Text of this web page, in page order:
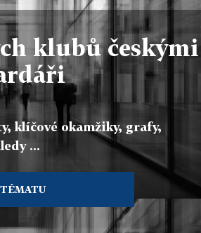
klubů českými
klíčové okamžiky, grafy,
...